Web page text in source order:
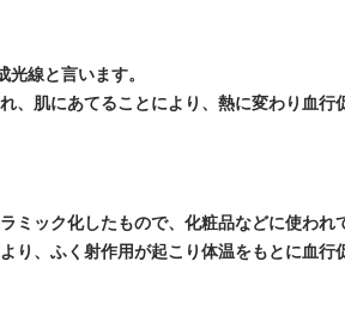
線と言います。
、肌にあてることにより、熱に変わり血行
ック化したもので、化粧品などに使われ
り、ふく射作用が起こり体温をもとに血行